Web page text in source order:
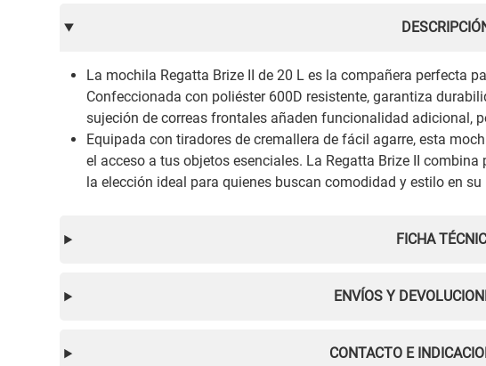
La mochila Regatta Brize II de 20 L es la compañera perfecta
Confeccionada con poliéster 600D resistente, garantiza
sujeción de correas frontales añaden funcionalidad adicional,
Equipada con tiradores de cremallera de fácil agarre, esta
el acceso a tus objetos esenciales. La Regatta Brize II
la elección ideal para quienes buscan comodidad y estilo en
FICHA
ENVÍOS Y
CONTACTO E